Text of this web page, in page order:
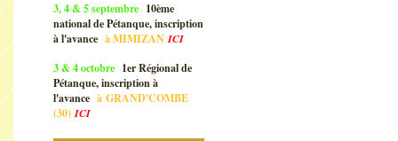
3, 4 & 5 septembre 10ème
national de Pétanque, inscription
à l'avance àMIMIZAN ICI
3 & 4 octobre 1er Régional de
Pétanque, inscription à
l'avance à GRAND'COMBE
(30) ICI